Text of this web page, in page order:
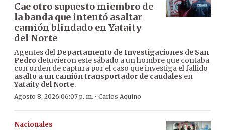
Cae otro supuesto miembro de
la banda que intentó asaltar
camión blindado en Yataity
del Norte
Agentes del Departamento de Investigaciones de San
Pedro detuvieron este sábado a un hombre que contaba
con orden de captura por el caso que investiga el fallido
asalto a un camión transportador de caudales en
Yataity del Norte.
Agosto 8, 2026 06:07 p. m. · Carlos Aquino
Nacionales